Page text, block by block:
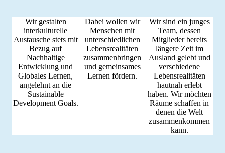
Wir gestalten
interkulturelle
Austausche stets mit
Bezug auf
Nachhaltige
Entwicklung und
Globales Lernen,
angelehnt an die
Sustainable
Development Goals.
Dabei wollen wir
Menschen mit
unterschiedlichen
Lebensrealitäten
zusammenbringen
und gemeinsames
Lernen fördern.
Wir sind ein junges
Team, dessen
Mitglieder bereits
längere Zeit im
Ausland gelebt und
verschiedene
Lebensrealitäten
hautnah erlebt
haben. Wir möchten
Räume schaffen in
denen die Welt
zusammenkommen
kann.